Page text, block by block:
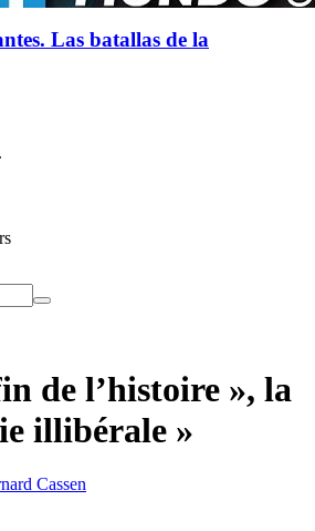
Las batallas de la
de l’histoire », la
illibérale »
Cassen